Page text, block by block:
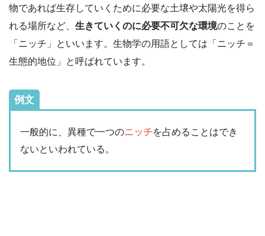
物であれば生存していくために必要な土壌や太陽光を得ら
れる場所など、 生きていくのに必要不可欠な環境のことを
「ニッチ」といいます。生物学の用語としては「ニッチ＝
生態的地位」と呼ばれています。
例文
一般的に、異種で一つのニッチを占めることはでき
ないといわれている。